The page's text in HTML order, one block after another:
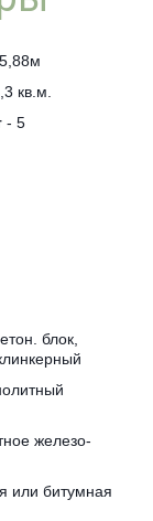
кв.м.
- 5
блок,
железо-
или битумная